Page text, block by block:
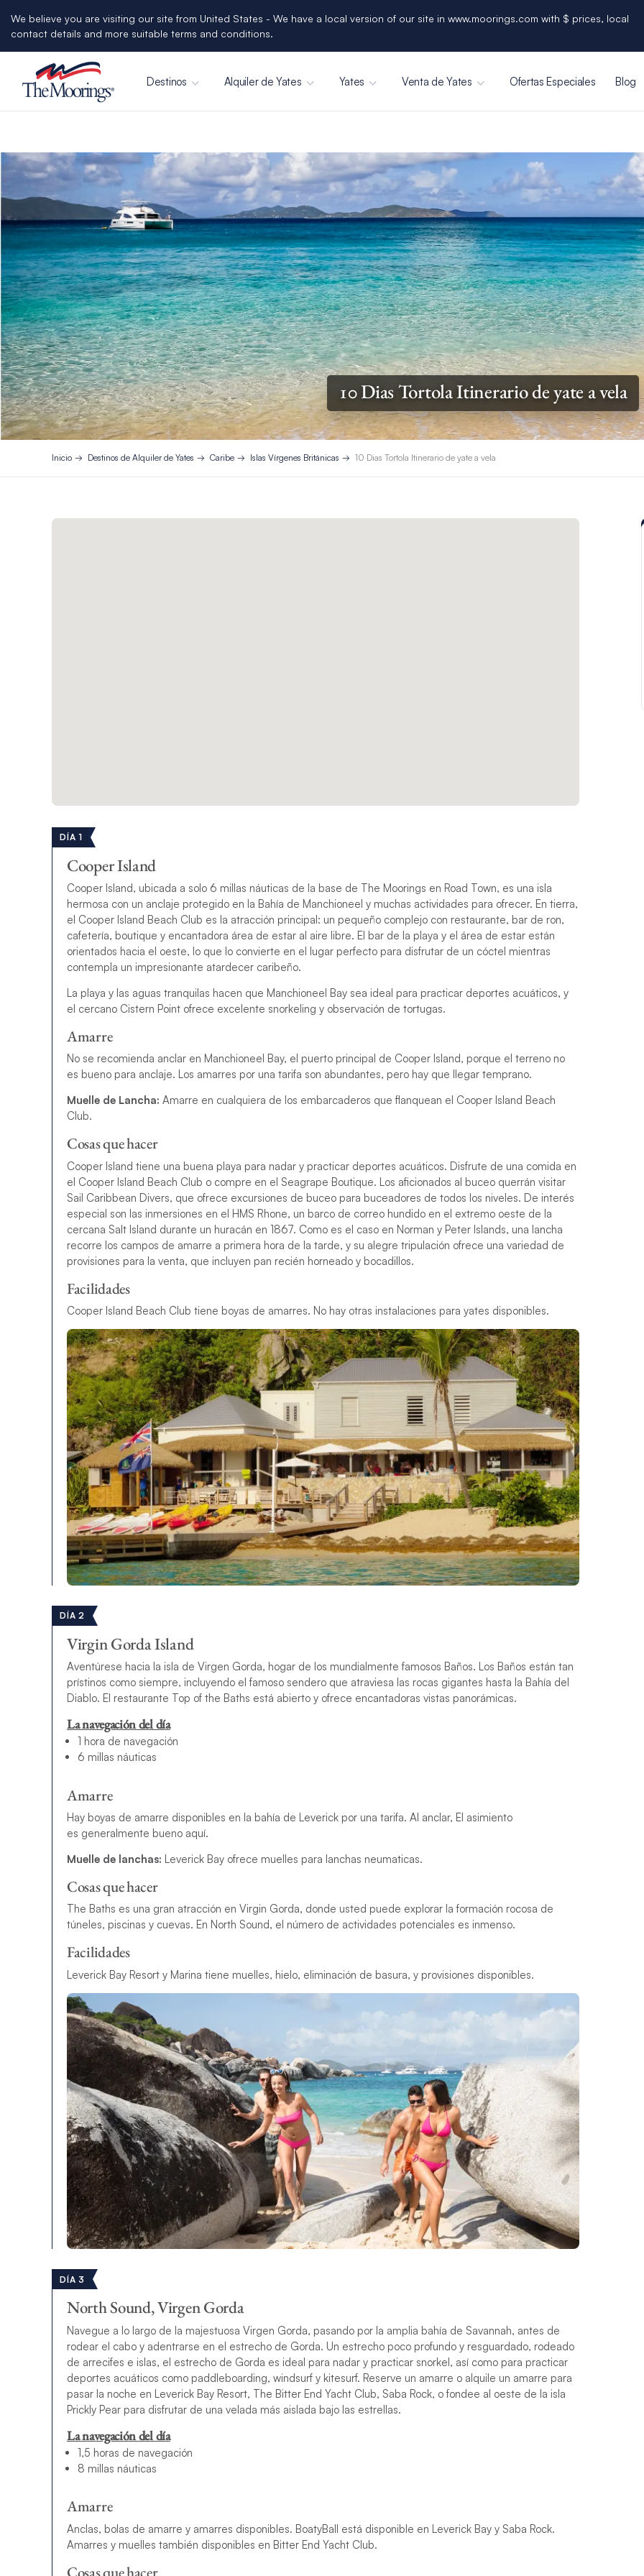
We believe you are visiting our site from United States - We have a local version of our site in www.moorings.com with $ prices, local
contact details and more suitable terms and conditions.
Destinos Alquiler de Yates Yates Venta de Yates Ofertas Especiales Blog
10 Dias Tortola Itinerario de yate a vela
Inicio Destinos de Alquiler de Yates Caribe Islas Vírgenes Británicas 10 Dias Tortola Itinerario de yate a vela
DÍA 1
Cooper Island
Cooper Island, ubicada a solo 6 millas náuticas de la base de The Moorings en Road Town, es una isla
hermosa con un anclaje protegido en la Bahía de Manchioneel y muchas actividades para ofrecer. En tierra,
el Cooper Island Beach Club es la atracción principal: un pequeño complejo con restaurante, bar de ron,
cafetería, boutique y encantadora área de estar al aire libre. El bar de la playa y el área de estar están
orientados hacia el oeste, lo que lo convierte en el lugar perfecto para disfrutar de un cóctel mientras
contempla un impresionante atardecer caribeño.
La playa y las aguas tranquilas hacen que Manchioneel Bay sea ideal para practicar deportes acuáticos, y
el cercano Cistern Point ofrece excelente snorkeling y observación de tortugas.
Amarre
No se recomienda anclar en Manchioneel Bay, el puerto principal de Cooper Island, porque el terreno no
es bueno para anclaje. Los amarres por una tarifa son abundantes, pero hay que llegar temprano.
Muelle de Lancha: Amarre en cualquiera de los embarcaderos que flanquean el Cooper Island Beach
Club.
Cosas que hacer
Cooper Island tiene una buena playa para nadar y practicar deportes acuáticos. Disfrute de una comida en
el Cooper Island Beach Club o compre en el Seagrape Boutique. Los aficionados al buceo querrán visitar
Sail Caribbean Divers, que ofrece excursiones de buceo para buceadores de todos los niveles. De interés
especial son las inmersiones en el HMS Rhone, un barco de correo hundido en el extremo oeste de la
cercana Salt Island durante un huracán en 1867. Como es el caso en Norman y Peter Islands, una lancha
recorre los campos de amarre a primera hora de la tarde, y su alegre tripulación ofrece una variedad de
provisiones para la venta, que incluyen pan recién horneado y bocadillos.
Facilidades
Cooper Island Beach Club tiene boyas de amarres. No hay otras instalaciones para yates disponibles.
DÍA 2
Virgin Gorda Island
Aventúrese hacia la isla de Virgen Gorda, hogar de los mundialmente famosos Baños. Los Baños están tan
prístinos como siempre, incluyendo el famoso sendero que atraviesa las rocas gigantes hasta la Bahía del
Diablo. El restaurante Top of the Baths está abierto y ofrece encantadoras vistas panorámicas.
La navegación del día
1 hora de navegación
6 millas náuticas
Amarre
Hay boyas de amarre disponibles en la bahía de Leverick por una tarifa. Al anclar, El asimiento
es generalmente bueno aquí.
Muelle de lanchas: Leverick Bay ofrece muelles para lanchas neumaticas.
Cosas que hacer
The Baths es una gran atracción en Virgin Gorda, donde usted puede explorar la formación rocosa de
túneles, piscinas y cuevas. En North Sound, el número de actividades potenciales es inmenso.
Facilidades
Leverick Bay Resort y Marina tiene muelles, hielo, eliminación de basura, y provisiones disponibles.
DÍA 3
North Sound, Virgen Gorda
Navegue a lo largo de la majestuosa Virgen Gorda, pasando por la amplia bahía de Savannah, antes de
rodear el cabo y adentrarse en el estrecho de Gorda. Un estrecho poco profundo y resguardado, rodeado
de arrecifes e islas, el estrecho de Gorda es ideal para nadar y practicar snorkel, así como para practicar
deportes acuáticos como paddleboarding, windsurf y kitesurf. Reserve un amarre o alquile un amarre para
pasar la noche en Leverick Bay Resort, The Bitter End Yacht Club, Saba Rock, o fondee al oeste de la isla
Prickly Pear para disfrutar de una velada más aislada bajo las estrellas.
La navegación del día
1,5 horas de navegación
8 millas náuticas
Amarre
Anclas, bolas de amarre y amarres disponibles. BoatyBall está disponible en Leverick Bay y Saba Rock.
Amarres y muelles también disponibles en Bitter End Yacht Club.
Cosas que hacer